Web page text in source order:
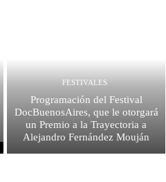
FESTIVALES
Programación del Festival
DocBuenosAires, que le otorgará
un Premio a la Trayectoria a
Alejandro Fernández Mouján